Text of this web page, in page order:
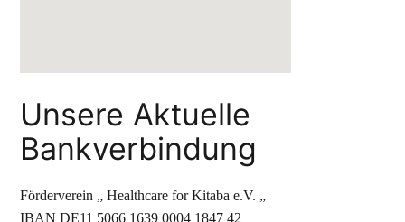
Unsere Aktuelle
Bankverbindung
Förderverein „ Healthcare for Kitaba e.V. „
IBAN DE11 5066 1639 0004 1847 42